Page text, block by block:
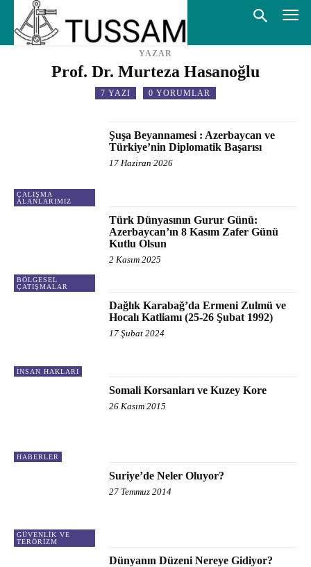
YAZAR
Prof. Dr. Murteza Hasanoğlu
7 YAZI 0 YORUMLAR
ÇALIŞMA
ALANLARIMIZ
Şuşa Beyannamesi : Azerbaycan ve
Türkiye’nin Diplomatik Başarısı
17 Haziran 2026
BÖLGESEL
ÇATIŞMALAR
Türk Dünyasının Gurur Günü:
Azerbaycan’ın 8 Kasım Zafer Günü
Kutlu Olsun
2 Kasım 2025
İNSAN HAKLARI
Dağlık Karabağ’da Ermeni Zulmü ve
Hocalı Katliamı (25-26 Şubat 1992)
17 Şubat 2024
HABERLER
Somali Korsanları ve Kuzey Kore
26 Kasım 2015
GÜVENLIK VE
TERÖRIZM
Suriye’de Neler Oluyor?
27 Temmuz 2014
Dünyanın Düzeni Nereye Gidiyor?